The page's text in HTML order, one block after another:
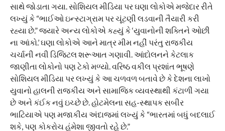
સાથે જોડાતા ગયા. સોશિયલ મીડિયા પર ઘણા લોકોએ મજેદાર રીતે
લખ્યું કે “ભાઈઓ ઇન્સ્ટાગ્રામ પર ચૂંટણી લડવાની તૈયારી કરી
રહ્યા છે.” જ્યારે અન્ય લોકોએ કહ્યું કે ‘યુવાનોની શક્તિને ઓછી
ના આંકો.’ ઘણા લોકોએ આને માત્ર મીમ નહીં પરંતુ રાજકીય
ચર્ચાની નવી ડિજિટલ શરૂઆત ગણાવી. આંદોલનને કેટલાક
જાણીતા લોકોનો પણ ટેકો મળ્યો. વરિષ્ઠ વકીલ પ્રશાંત ભૂષણે
સોશિયલ મીડિયા પર લખ્યું કે આ ચળવળ બતાવે છે કે દેશના લાખો
યુવાનો હાલની રાજકીય અને સામાજિક વ્યવસ્થાથી કંટાળી ગયા
છે અને કંઈક નવું ઇચ્છે છે. હોટમેલના સહ-સ્થાપક સબીર
ભાટિયાએ પણ મજાકીય અંદાજમાં લખ્યું કે “ભારતમાં બધું બદલાઈ
શકે, પણ કોકરોચ હંમેશા જીવતો રહે છે.”